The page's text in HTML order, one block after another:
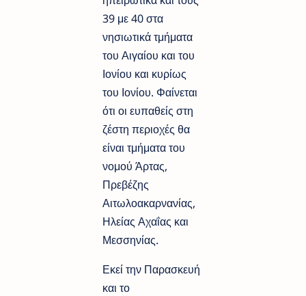
39 με 40 στα
νησιωτικά τμήματα
του Αιγαίου και του
Ιονίου και κυρίως
του Ιονίου. Φαίνεται
ότι οι ευπαθείς στη
ζέστη περιοχές θα
είναι τμήματα του
νομού Άρτας,
Πρεβέζης
Αιτωλοακαρνανίας,
Ηλείας Αχαΐας και
Μεσσηνίας.
Εκεί την Παρασκευή
και το